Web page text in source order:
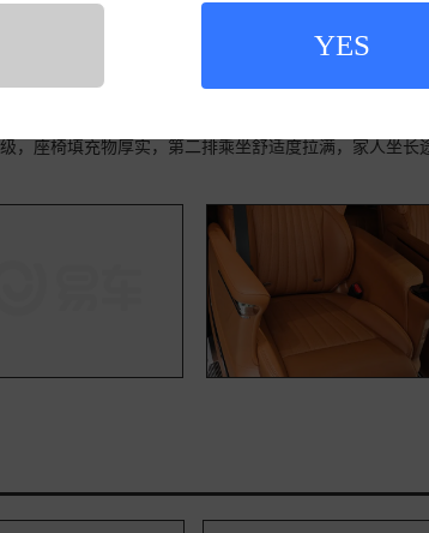
YES
2.0T HEV尊贵版
台MPV还是很满意。大师系列外观气场很足，MASTER
，座椅填充物厚实，第二排乘坐舒适度拉满，家人坐长